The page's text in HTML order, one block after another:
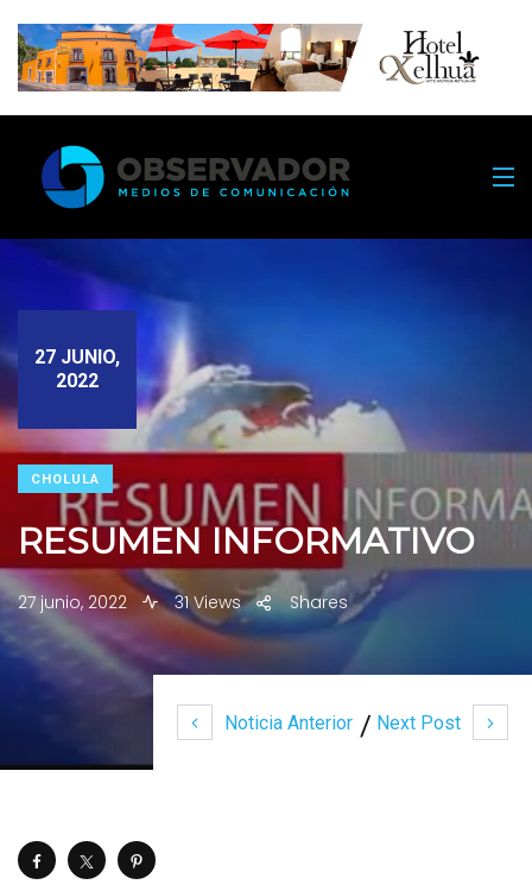
Noticia Anterior Next Post
27 JUNIO,
2022
CHOLULA
RESUMEN INFORMATIVO
27 junio, 2022 31 Views Shares